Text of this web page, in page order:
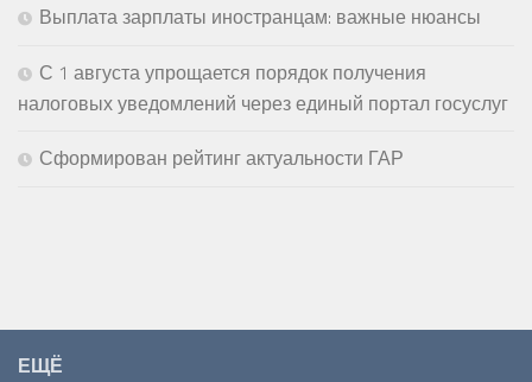
Выплата зарплаты иностранцам: важные нюансы
С 1 августа упрощается порядок получения
налоговых уведомлений через единый портал госуслуг
Сформирован рейтинг актуальности ГАР
ЕЩЁ